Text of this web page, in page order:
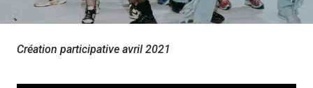
Création participative avril 2021